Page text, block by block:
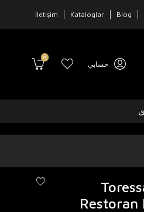
Blog
Kataloglar
İletişim
حسابي
0
Restoran